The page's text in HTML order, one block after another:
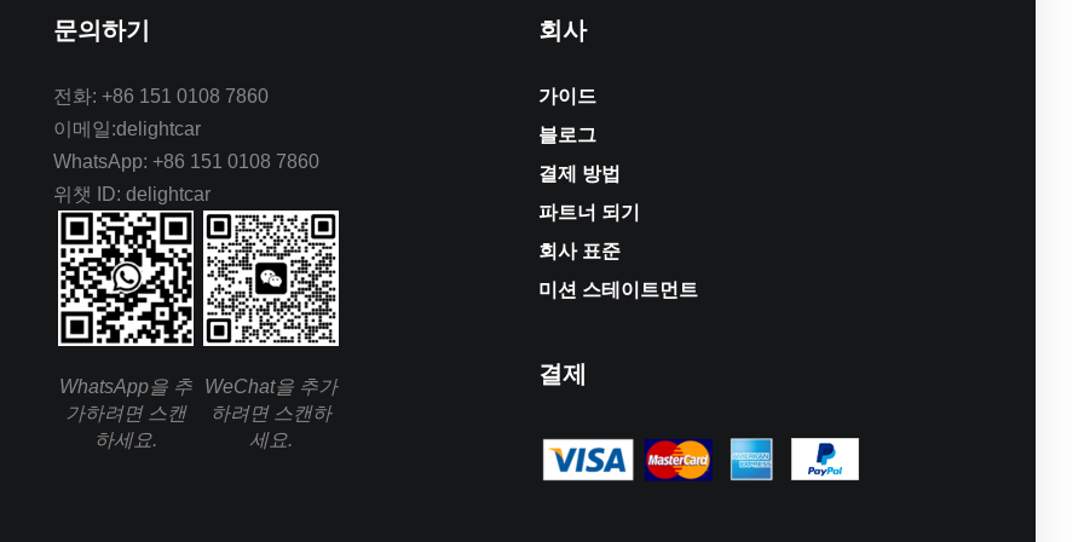
문의하기
전화: +86 151 0108 7860
이메일:delightcar
WhatsApp: +86 151 0108 7860
위챗 ID: delightcar
WhatsApp을 추
가하려면 스캔
하세요.
WeChat을 추가
하려면 스캔하
세요.
회사
가이드
블로그
결제 방법
파트너 되기
회사 표준
미션 스테이트먼트
결제